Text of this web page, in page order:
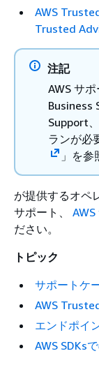
AWS
Trusted
注記
AWS サ
Business
Support
ランが必
」を参
が提供するオペ
サポート、
ださい。
トピック
サポートケ
AWS
エンドポイ
AWS SDKs